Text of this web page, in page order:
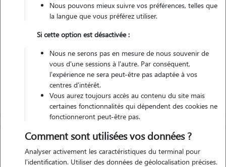
Contacter
L'envoi d'une demande est sans engagement
Nous pouvons mieux suivre vos préférences, telles que
la langue que vous préférez utiliser.
Si cette option est désactivée :
Nous ne serons pas en mesure de nous souvenir de
vous d'une sessions à l'autre. Par conséquent,
l'expérience ne sera peut-être pas adaptée à vos
centres d'intérêt.
Vous aurez toujours accès au contenu du site mais
certaines fonctionnalités qui dépendent des cookies ne
fonctionneront peut-être pas.
Comment sont utilisées vos données ?
Analyser activement les caractéristiques du terminal pour
l'identification. Utiliser des données de géolocalisation précises.